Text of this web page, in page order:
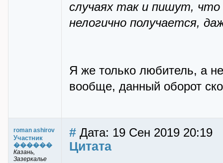
случаях так и пишут, что
нелогично получается,
Я же только любитель, а
вообще, данный оборот
roman ashirov
Участник
������
Казань,
Зазеркалье
# Дата: 19 Сен 2019 20:19
Цитата